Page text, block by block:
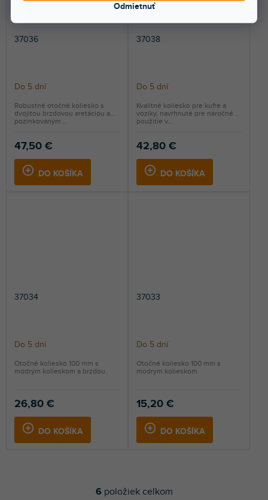
Odmietnuť
37036
Do 5 dní
47,50 €
DO KOŠÍKA
Robustné otočné koliesko s
dvojitou brzdovou aretáciou a
pozinkovaným...
37038
Do 5 dní
42,80 €
DO KOŠÍKA
Kvalitné koliesko pre kufre a
vozíky, navrhnuté pre náročné
použitie v...
37034
Do 5 dní
26,80 €
DO KOŠÍKA
Otočné koliesko 100 mm s
modrým kolieskom a brzdou.
37033
Do 5 dní
15,20 €
DO KOŠÍKA
Otočné koliesko 100 mm s
modrým kolieskom.
O
6 položiek celkom